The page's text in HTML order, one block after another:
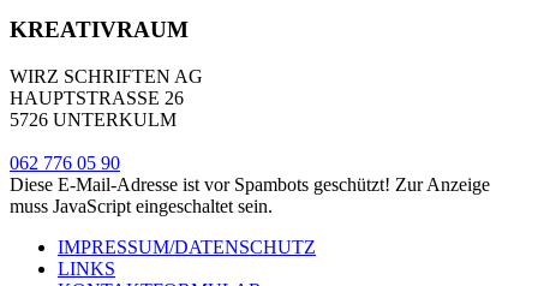
KREATIVRAUM
WIRZ SCHRIFTEN AG
HAUPTSTRASSE 26
5726 UNTERKULM
062 776 05 90
Diese E-Mail-Adresse ist vor Spambots geschützt! Zur Anzeige
muss JavaScript eingeschaltet sein.
IMPRESSUM/DATENSCHUTZ
LINKS